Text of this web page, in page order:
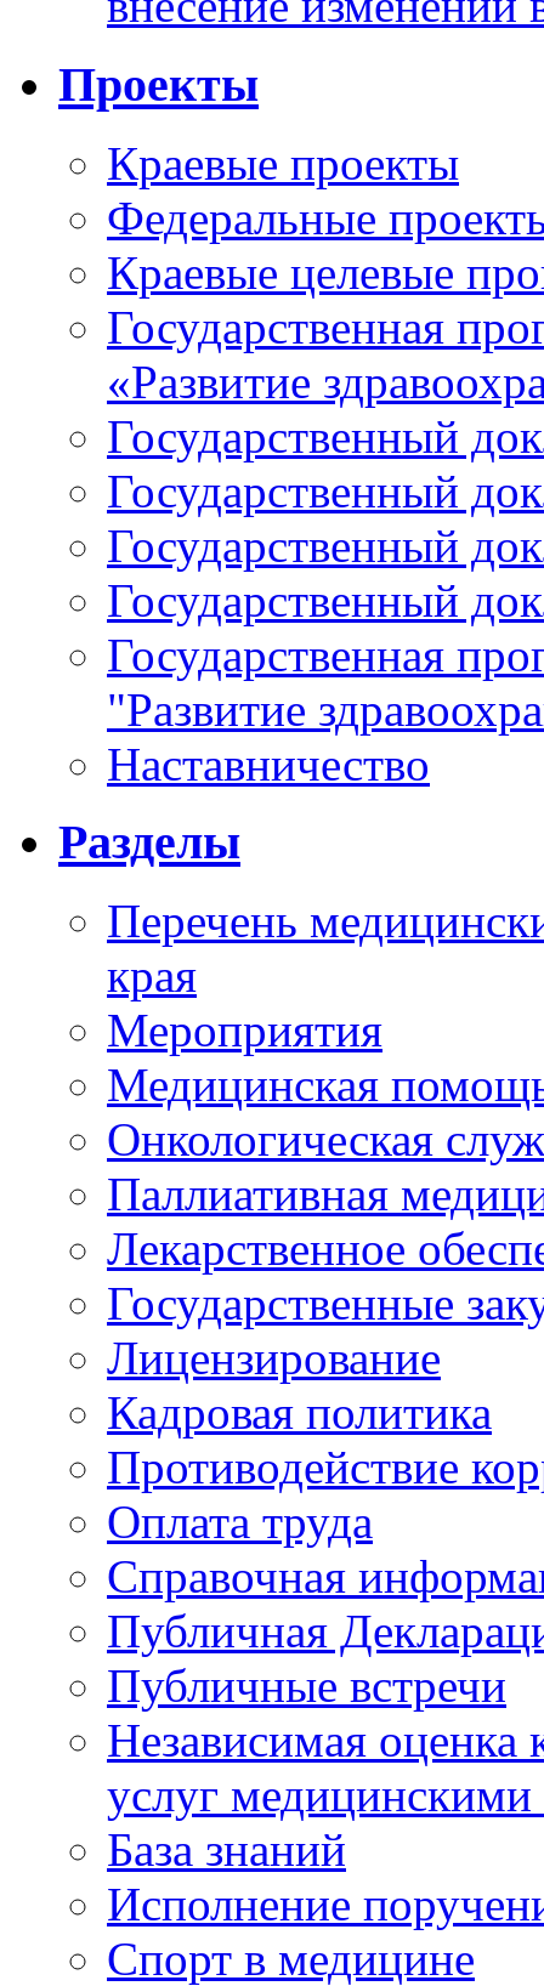
Проекты
Краевые проекты
Федеральные
Краевые целевые
Государственная
«Развитие
Государственный
Государственный
Государственный
Государственный
Государственная
"Развитие
Наставничество
Разделы
Перечень
края
Мероприятия
Медицинская
Онкологическая
Паллиативная
Лекарственное
Государственные
Лицензирование
Кадровая политика
Противодействие
Оплата труда
Справочная
Публичная
Публичные встречи
Независимая оценка
услуг
База знаний
Исполнение
Спорт в медицине